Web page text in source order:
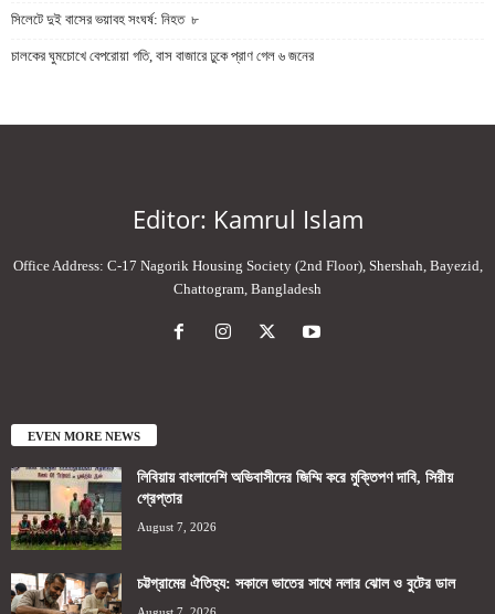
সিলেটে দুই বাসের ভয়াবহ সংঘর্ষ: নিহত ৮
চালকের ঘুমচোখে বেপরোয়া গতি, বাস বাজারে ঢুকে প্রাণ গেল ৬ জনের
Editor: Kamrul Islam
Office Address: C-17 Nagorik Housing Society (2nd Floor), Shershah, Bayezid,
Chattogram, Bangladesh
EVEN MORE NEWS
লিবিয়ায় বাংলাদেশি অভিবাসীদের জিম্মি করে মুক্তিপণ দাবি, সিরীয়
গ্রেপ্তার
August 7, 2026
চট্টগ্রামের ঐতিহ্য: সকালে ভাতের সাথে নলার ঝোল ও বুটের ডাল
August 7, 2026